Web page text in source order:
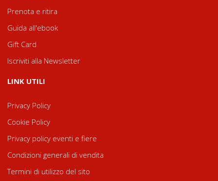
Prenota e ritira
Guida all'ebook
Gift Card
Iscriviti alla Newsletter
LINK UTILI
Privacy Policy
Cookie Policy
Privacy policy eventi e fiere
Condizioni generali di vendita
Termini di utilizzo del sito